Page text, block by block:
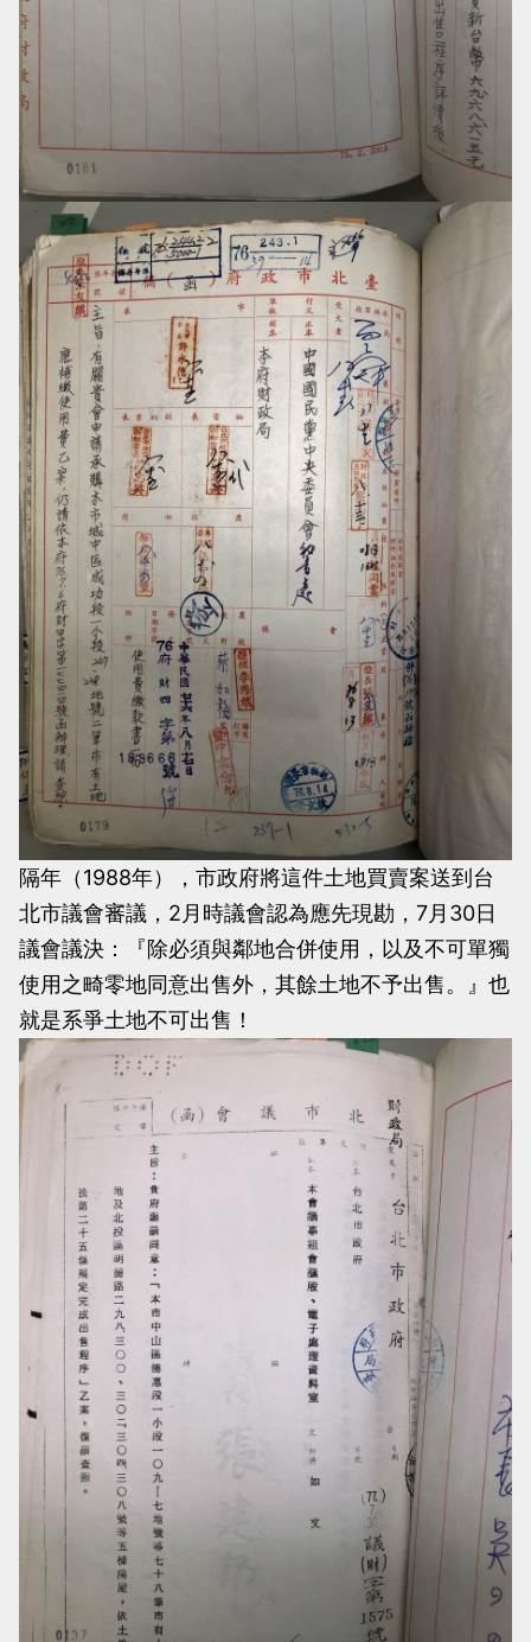
隔年（1988年），市政府將這件土地買賣案送到台
北市議會審議，2月時議會認為應先現勘，7月30日
議會議決：『除必須與鄰地合併使用，以及不可單獨
使用之畸零地同意出售外，其餘土地不予出售。』也
就是系爭土地不可出售！